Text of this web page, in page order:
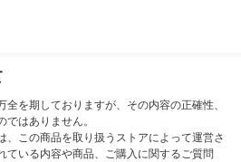
を期しておりますが、その内容の正確性、
はありません。
、この商品を取り扱うストアによって運営さ
ている内容や商品、ご購入に関するご質問